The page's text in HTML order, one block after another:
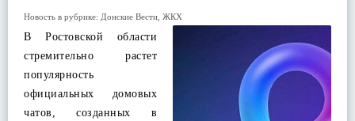
Новость в рубрике: Донские Вести ЖКХ
В Ростовской области
стремительно растет
популярность
официальных домовых
чатов, созданных в